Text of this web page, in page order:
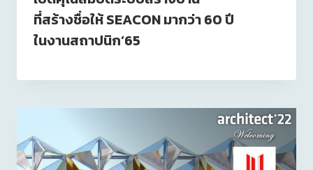
ที่สร้างชื่อให้ SEACON มากว่า 60 ปี
ในงานสถาปนิก’65